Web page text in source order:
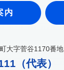
内
大字菅谷1170番地
（代表）